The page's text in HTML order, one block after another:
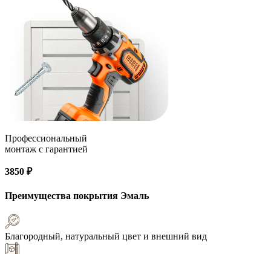
Профессиональный
монтаж с гарантией
3850 ₽
Преимущества покрытия Эмаль
Благородный, натуральный цвет и внешний вид